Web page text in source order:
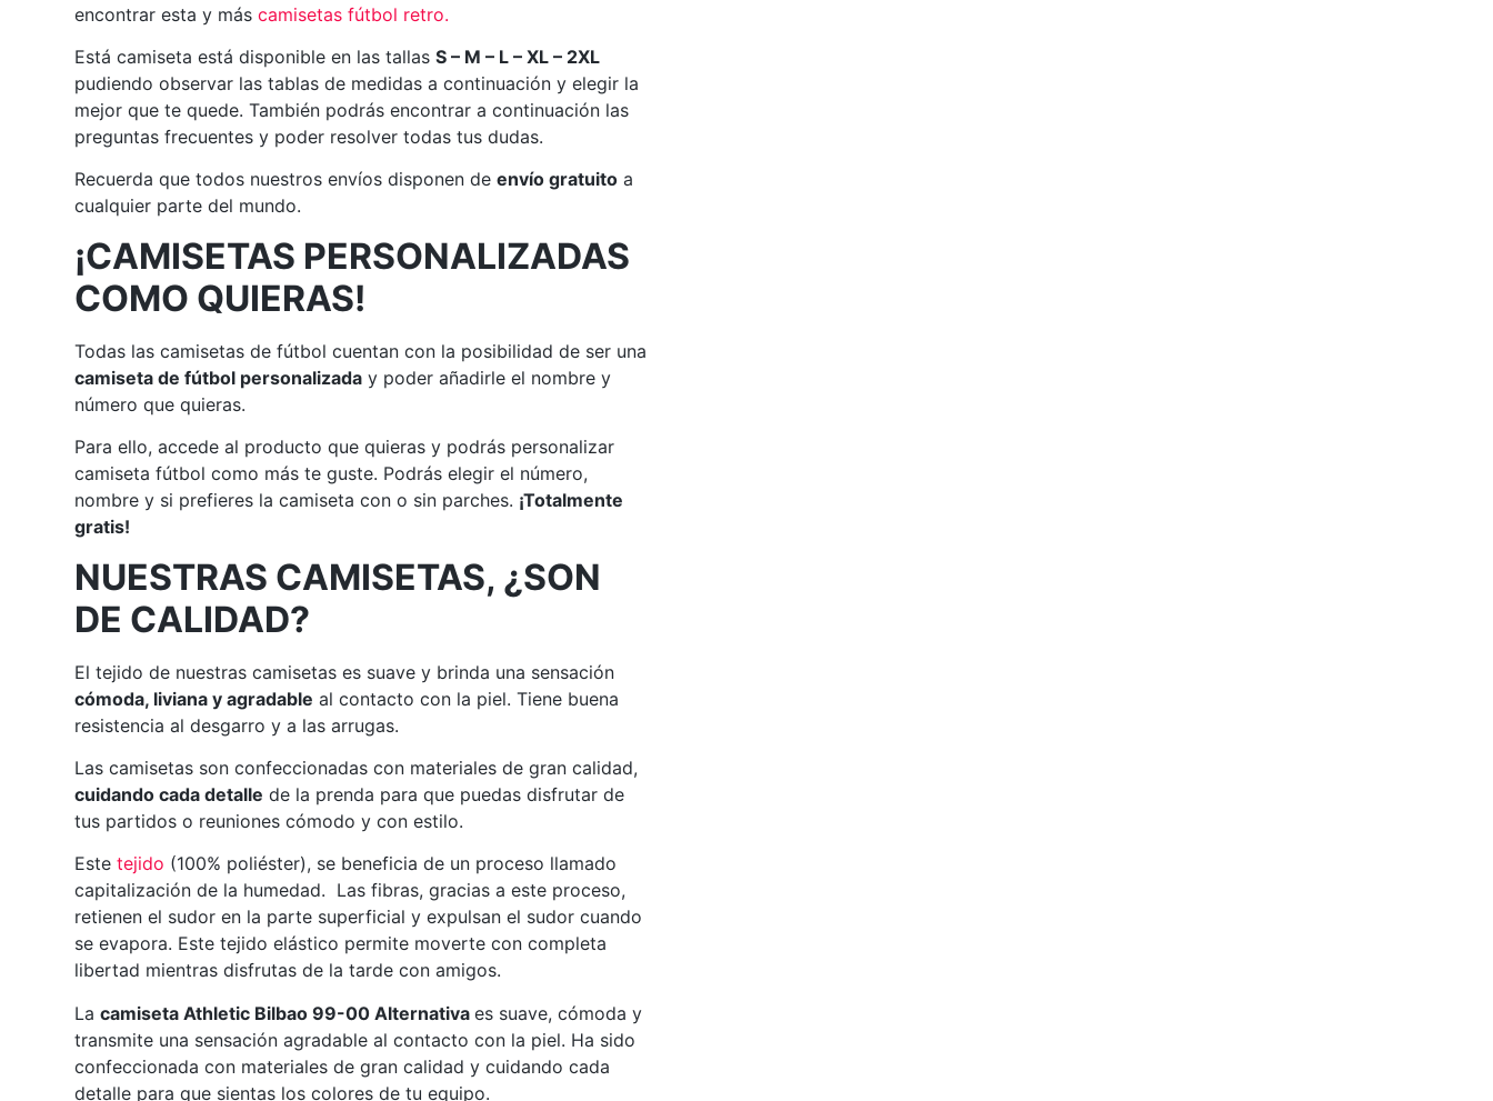
encontrar esta y máscamisetas fútbol retro.
Está camiseta está disponible en las tallasS – M – L – XL – 2XL
pudiendo observar las tablas de medidas a continuación y elegir la
mejor que te quede. También podrás encontrar a continuación las
preguntas frecuentes y poder resolver todas tus dudas.
Recuerda que todos nuestros envíos disponen deenvío gratuito a
cualquier parte del mundo.
¡CAMISETAS PERSONALIZADAS
COMO QUIERAS!
Todas las camisetas de fútbol cuentan con la posibilidad de ser una
camiseta de fútbol personalizada y poder añadirle el nombre y
número que quieras.
Para ello, accede al producto que quieras y podrás personalizar
camiseta fútbol como más te guste. Podrás elegir el número,
nombre y si prefieres la camiseta con o sin parches. ¡Totalmente
gratis!
NUESTRAS CAMISETAS, ¿SON
DE CALIDAD?
El tejido de nuestras camisetas es suave y brinda una sensación
cómoda, liviana y agradable al contacto con la piel. Tiene buena
resistencia al desgarro y a las arrugas.
Las camisetas son confeccionadas con materiales de gran calidad,
cuidando cada detalle de la prenda para que puedas disfrutar de
tus partidos o reuniones cómodo y con estilo.
Estetejido (100% poliéster), se beneficia de un proceso llamado
capitalización de la humedad. Las fibras, gracias a este proceso,
retienen el sudor en la parte superficial y expulsan el sudor cuando
se evapora. Este tejido elástico permite moverte con completa
libertad mientras disfrutas de la tarde con amigos.
Lacamiseta Athletic Bilbao 99-00 Alternativaes suave, cómoda y
transmite una sensación agradable al contacto con la piel. Ha sido
confeccionada con materiales de gran calidad y cuidando cada
detalle para que sientas los colores de tu equipo.